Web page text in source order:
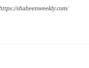
shaheenweekly.com/